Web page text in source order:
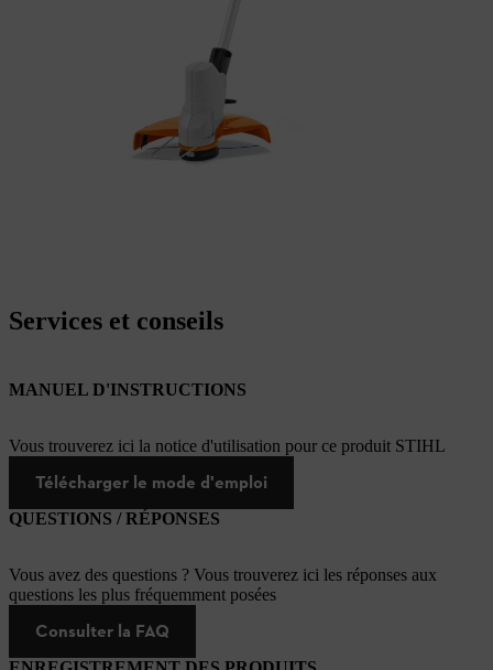
Services et conseils
MANUEL D'INSTRUCTIONS
Vous trouverez ici la notice d'utilisation pour ce produit STIHL
Télécharger le mode d'emploi
QUESTIONS / RÉPONSES
Vous avez des questions ? Vous trouverez ici les réponses aux
questions les plus fréquemment posées
Consulter la FAQ